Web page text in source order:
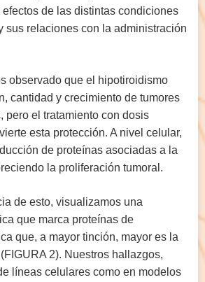
de las distintas condiciones
sus relaciones con la administración
observado que el hipotiroidismo
cantidad y crecimiento de tumores
pero el tratamiento con dosis
esta protección. A nivel celular,
de proteínas asociadas a la
la proliferación tumoral.
de esto, visualizamos una
que marca proteínas de
que, a mayor tinción, mayor es la
2). Nuestros hallazgos,
líneas celulares como en modelos